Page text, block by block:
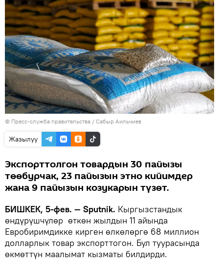
© Пресс-служба правительства / Сабыр Аильчиев
Жазылуу
Экспорттолгон товардын 30 пайызы
төөбурчак, 23 пайызын этно кийимдер
жана 9 пайызын козукарын түзөт.
БИШКЕК, 5-фев. — Sputnik. Кыргызстандык
өндүрүшчүлөр өткөн жылдын 11 айында
Евробиримдикке кирген өлкөлөргө 68 миллион
долларлык товар экспорттогон. Бул туурасында
өкмөттүн маалымат кызматы билдирди.